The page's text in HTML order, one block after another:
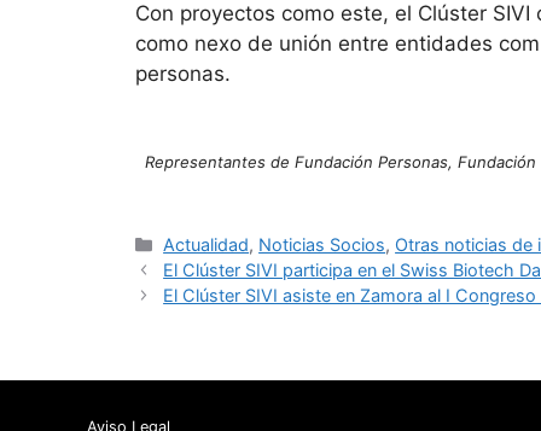
Con proyectos como este, el Clúster
como nexo de unión entre entidades
personas.
Representantes de Fundación Personas,
Categorías
Actualidad, Noticias Socios, Otras noticias de
El Clúster SIVI participa en el Swiss Biotech
El Clúster SIVI asiste en Zamora al I
Aviso Legal